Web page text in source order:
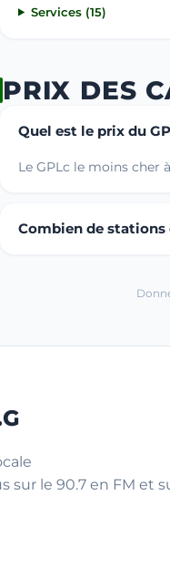
Services (15)
PRIX DES
Quel est le prix du
Le GPLc le moins cher
Combien de stations
sur le 90.7 en FM et